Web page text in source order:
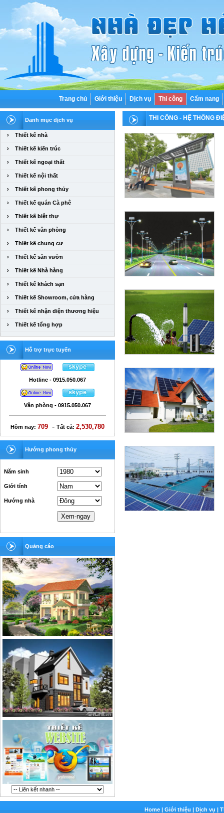
Trang chủ Giới thiệu Dịch vụ Thi công Cẩm nang
Danh mục dịch vụ
› Thiết kế nhà
› Thiết kế kiến trúc
› Thiết kế ngoại thất
› Thiết kế nội thất
› Thiết kế phong thủy
› Thiết kế quán Cà phê
› Thiết kế biệt thự
› Thiết kế văn phòng
› Thiết kế chung cư
› Thiết kế sân vườn
› Thiết kế Nhà hàng
› Thiết kế khách sạn
› Thiết kế Showroom, cửa hàng
› Thiết kế nhận diện thương hiệu
› Thiết kế tổng hợp
Hỗ trợ trực tuyến
Hotline - 0915.050.067
Văn phòng - 0915.050.067
Hôm nay: 709 - Tất cả: 2,530,780
Hướng phong thủy
Năm sinh
Giới tính
Hướng nhà
Quảng cáo
THI CÔNG - HỆ THỐNG
Home| Giới thiệu | Dịch vụ |